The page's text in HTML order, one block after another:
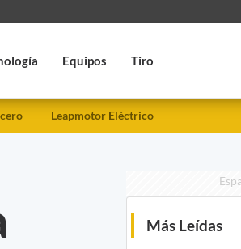
Equipos Tiro
Leapmotor Eléctrico
Más Leídas